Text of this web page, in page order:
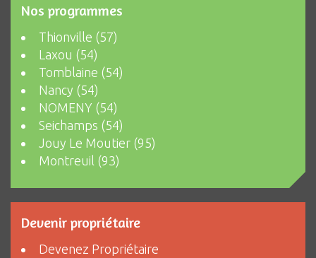
Nos programmes
Thionville (57)
Laxou (54)
Tomblaine (54)
Nancy (54)
NOMENY (54)
Seichamps (54)
Jouy Le Moutier (95)
Montreuil (93)
Devenir propriétaire
Devenez Propriétaire